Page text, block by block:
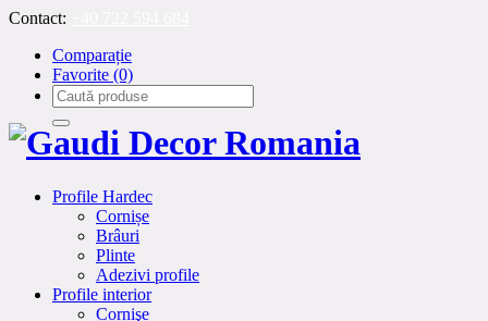
Contact:
Comparație
Favorite (0)
Profile Hardec
Cornișe
Brâuri
Plinte
Adezivi profile
Profile interior
Cornişe